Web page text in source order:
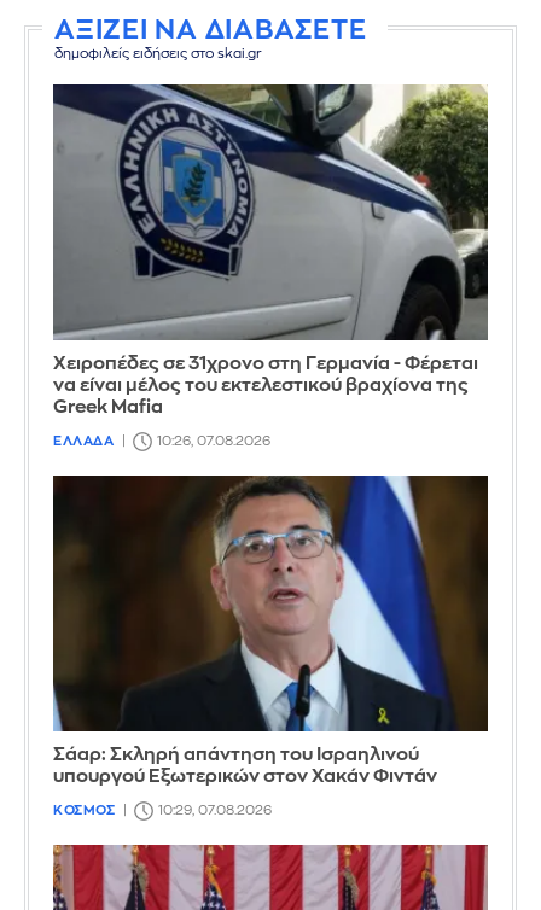
ΑΞΙΖΕΙ ΝΑ ΔΙΑΒΑΣΕΤΕ
δημοφιλείς ειδήσεις στο skai.gr
Χειροπέδες σε 31χρονο στη Γερμανία - Φέρεται
να είναι μέλος του εκτελεστικού βραχίονα της
Greek Mafia
ΕΛΛΑΔΑ 10:26, 07.08.2026
Σάαρ: Σκληρή απάντηση του Ισραηλινού
υπουργού Εξωτερικών στον Χακάν Φιντάν
ΚΟΣΜΟΣ 10:29, 07.08.2026